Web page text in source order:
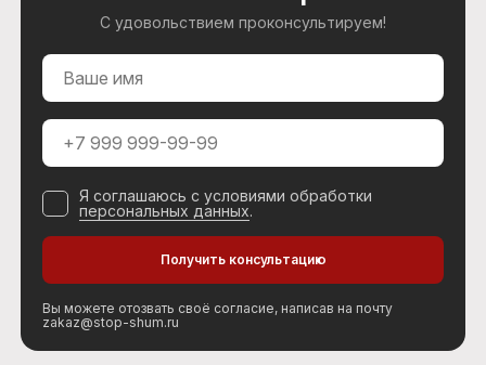
С удовольствием проконсультируем!
Я соглашаюсь с условиями обработки
персональных данных.
Вы можете отозвать своё согласие, написав на почту
zakaz@stop-shum.ru